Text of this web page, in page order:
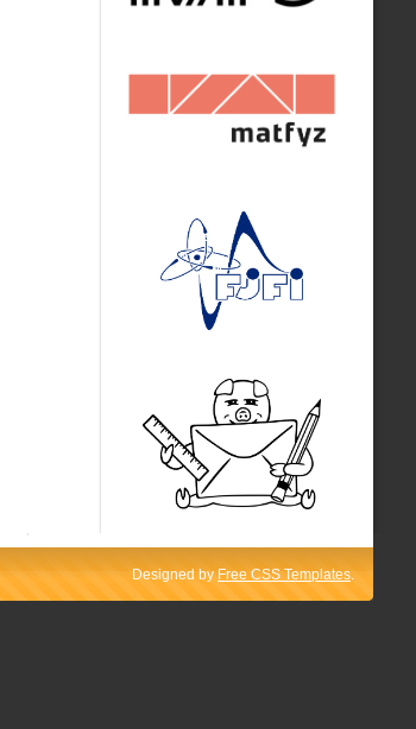
Designed by Free CSS Templates.